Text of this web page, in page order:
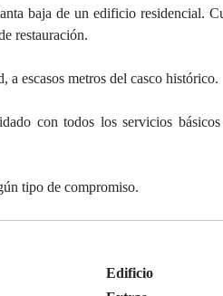
baja de un edificio residencial.
restauración.
a escasos metros del casco histórico.
con todos los servicios
tipo de compromiso.
Edificio